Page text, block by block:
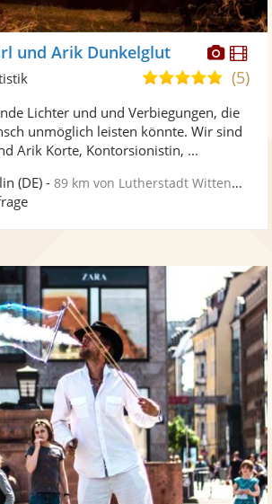
Fotos
und Arik Dunkelglut
5,0
5
(5)
Lichter und und Verbiegungen, die
unmöglich leisten könnte. Wir sind
Arik Korte, Kontorsionistin, ...
(DE) -89 km von Lutherstadt Wittenberg